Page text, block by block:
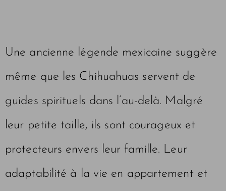
Une ancienne légende mexicaine suggère
même que les Chihuahuas servent de
guides spirituels dans l’au-delà. Malgré
leur petite taille, ils sont courageux et
protecteurs envers leur famille. Leur
adaptabilité à la vie en appartement et